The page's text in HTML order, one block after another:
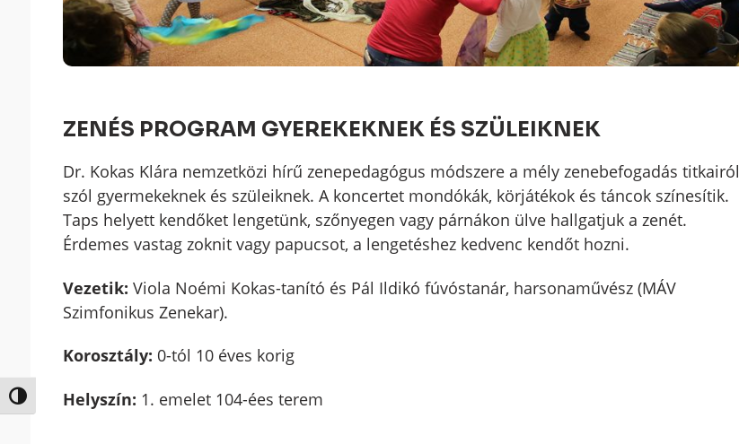
Nagy kontraszt váltása
ZENÉS PROGRAM GYEREKEKNEK ÉS SZÜLEIKNEK
Dr. Kokas Klára nemzetközi hírű zenepedagógus módszere a mély zenebefogadás titkairól
szól gyermekeknek és szüleiknek. A koncertet mondókák, körjátékok és táncok színesítik.
Taps helyett kendőket lengetünk, szőnyegen vagy párnákon ülve hallgatjuk a zenét.
Érdemes vastag zoknit vagy papucsot, a lengetéshez kedvenc kendőt hozni.
Vezetik: Viola Noémi Kokas-tanító és Pál Ildikó fúvóstanár, harsonaművész (MÁV
Szimfonikus Zenekar).
Korosztály: 0-tól 10 éves korig
Helyszín: 1. emelet 104-ées terem